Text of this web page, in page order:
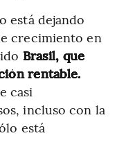
está dejando
crecimiento en
Brasil, que
rentable.
casi
incluso con la
está